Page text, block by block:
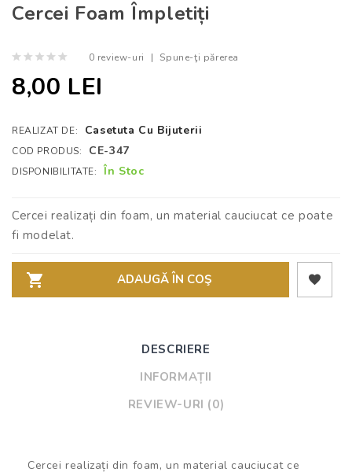
Cercei Foam Împletiți
0 review-uri | Spune-ţi părerea
8,00 LEI
REALIZAT DE: Casetuta Cu Bijuterii
COD PRODUS: CE-347
DISPONIBILITATE: În Stoc
Cercei realizați din foam, un material cauciucat ce poate
fi modelat.
ADAUGĂ ÎN COŞ
DESCRIERE
INFORMAȚII
REVIEW-URI (0)
Cercei realizați din foam, un material cauciucat ce